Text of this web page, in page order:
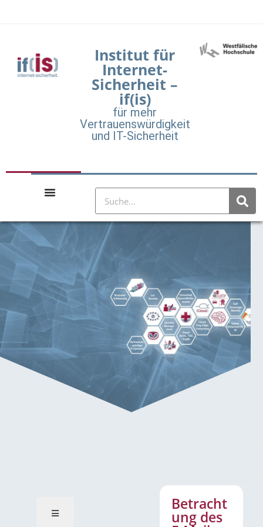
Institut für
Internet-
Sicherheit –
if(is)
für mehr
Vertrauenswürdigkeit
und IT-Sicherheit
Betracht
ung des